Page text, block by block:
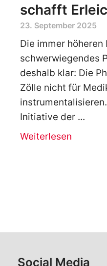
schafft
23. September 2025
Die immer
schwerwiegendes
deshalb klar: Die
Zölle nicht für
Initiative der
Weiterlesen
Social Media